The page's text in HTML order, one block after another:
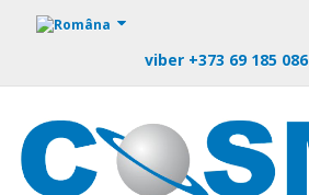
https://m9.by
viber +373 69 185 086